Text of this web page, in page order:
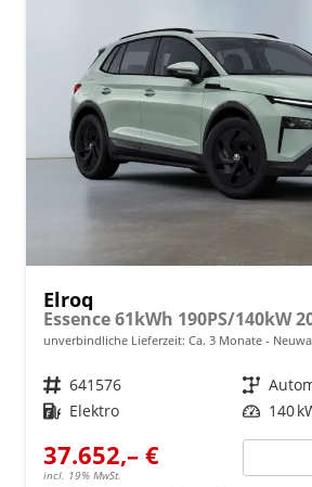
Elroq
Essence 61kWh 190PS/140kW
unverbindliche Lieferzeit: Ca. 3 Monate
Fahrzeugnr. 641576 Getriebe
Kraftstoff Elektro Leistung 140
37.652,– €
incl. 19% MwSt.